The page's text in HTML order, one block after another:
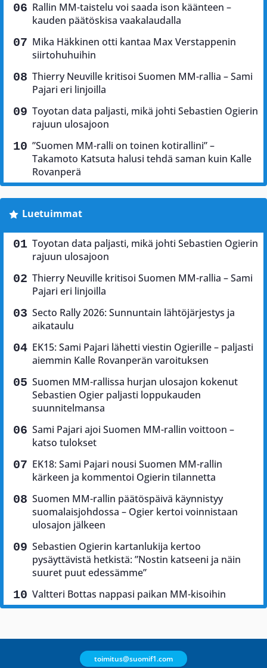
Rallin MM-taistelu voi saada ison käänteen –
kauden päätöskisa vaakalaudalla
Mika Häkkinen otti kantaa Max Verstappenin
siirtohuhuihin
Thierry Neuville kritisoi Suomen MM-rallia – Sami
Pajari eri linjoilla
Toyotan data paljasti, mikä johti Sebastien Ogierin
rajuun ulosajoon
”Suomen MM-ralli on toinen kotirallini” –
Takamoto Katsuta halusi tehdä saman kuin Kalle
Rovanperä
Luetuimmat
Toyotan data paljasti, mikä johti Sebastien Ogierin
rajuun ulosajoon
Thierry Neuville kritisoi Suomen MM-rallia – Sami
Pajari eri linjoilla
Secto Rally 2026: Sunnuntain lähtöjärjestys ja
aikataulu
EK15: Sami Pajari lähetti viestin Ogierille – paljasti
aiemmin Kalle Rovanperän varoituksen
Suomen MM-rallissa hurjan ulosajon kokenut
Sebastien Ogier paljasti loppukauden
suunnitelmansa
Sami Pajari ajoi Suomen MM-rallin voittoon –
katso tulokset
EK18: Sami Pajari nousi Suomen MM-rallin
kärkeen ja kommentoi Ogierin tilannetta
Suomen MM-rallin päätöspäivä käynnistyy
suomalaisjohdossa – Ogier kertoi voinnistaan
ulosajon jälkeen
Sebastien Ogierin kartanlukija kertoo
pysäyttävistä hetkistä: ”Nostin katseeni ja näin
suuret puut edessämme”
Valtteri Bottas nappasi paikan MM-kisoihin
toimitus@suomif1.com